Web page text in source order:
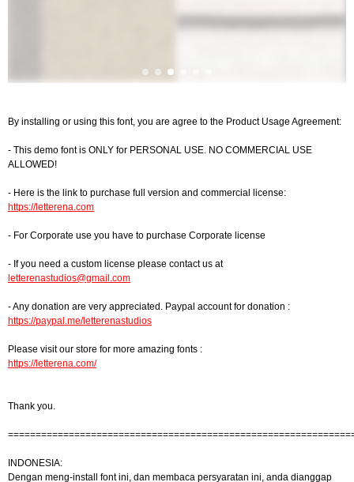
By installing or using this font, you are agree to the Product Usage Agreement:
- This demo font is ONLY for PERSONAL USE. NO COMMERCIAL USE
ALLOWED!
- Here is the link to purchase full version and commercial license:
https://letterena.com
- For Corporate use you have to purchase Corporate license
- If you need a custom license please contact us at
letterenastudios@gmail.com
- Any donation are very appreciated. Paypal account for donation :
https://paypal.me/letterenastudios
Please visit our store for more amazing fonts :
https://letterena.com/
Thank you.
INDONESIA:
Dengan meng-install font ini, dan membaca persyaratan ini, anda dianggap